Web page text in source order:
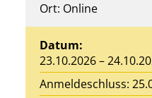
Ort: Online
Datum:
23.10.2026 –
Anmeldeschluss: